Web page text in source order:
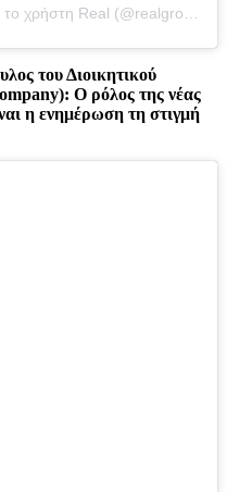
του Διοικητικού
O ρόλος της νέας
η ενημέρωση τη στιγμή